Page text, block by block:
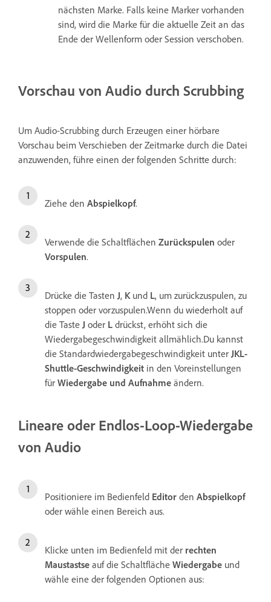
nächsten Marke. Falls keine Marker vorhanden
sind, wird die Marke für die aktuelle Zeit an das
Ende der Wellenform oder Session verschoben.
Vorschau von Audio durch Scrubbing
Um Audio-Scrubbing durch Erzeugen einer hörbare
Vorschau beim Verschieben der Zeitmarke durch die Datei
anzuwenden, führe einen der folgenden Schritte durch:
Ziehe den Abspielkopf.
Verwende die Schaltflächen Zurückspulen oder
Vorspulen.
Drücke die TastenJ, Kund L, um zurückzuspulen, zu
stoppen oder vorzuspulen.Wenn du wiederholt auf
die TasteJ oder L drückst, erhöht sich die
Wiedergabegeschwindigkeit allmählich.Du kannst
die Standardwiedergabegeschwindigkeit unterJKL-
Shuttle-Geschwindigkeit in den Voreinstellungen
für Wiedergabe und Aufnahme ändern.
Lineare oder Endlos-Loop-Wiedergabe
von Audio
Positioniere im Bedienfeld Editor den Abspielkopf
oder wähle einen Bereich aus.
Klicke unten im Bedienfeld mit der rechten
Maustastse auf die Schaltfläche Wiedergabe und
wähle eine der folgenden Optionen aus: